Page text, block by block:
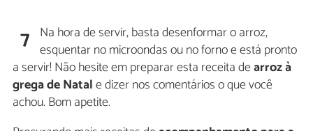
7 Na hora de servir, basta desenformar o arroz,
esquentar no microondas ou no forno e está pronto
a servir! Não hesite em preparar esta receita dearroz à
grega de Natale dizer nos comentários o que você
achou. Bom apetite.